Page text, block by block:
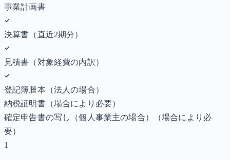
事業計画書
決算書（直近2期分）
見積書（対象経費の内訳）
登記簿謄本（法人の場合）
納税証明書（場合により必要）
確定申告書の写し（個人事業主の場合）
（場合により必
要）
1